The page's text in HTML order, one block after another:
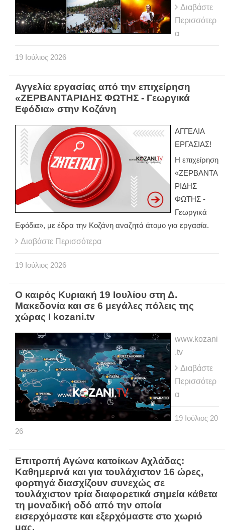
Διαβάστε
Περισσότερ
α
19 Ιούλιος 2026
Αγγελία εργασίας από την επιχείρηση
«ΖΕΡΒΑΝΤΑΡΙΔΗΣ ΦΩΤΗΣ - Γεωργικά
Εφόδια» στην Κοζάνη
ΑΓΓΕΛΙΑ
ΕΡΓΑΣΙΑΣ!
Η επιχείρηση
«ΖΕΡΒΑΝΤΑ
ΡΙΔΗΣ
ΦΩΤΗΣ -
Γεωργικά
Εφόδια», με έδρα την Κοζάνη αναζητά άτομο για εργασία.
Διαβάστε Περισσότερα
19 Ιούλιος 2026
Ο καιρός Κυριακή 19 Ιουλίου στη Δ.
Μακεδονία και σε 6 μεγάλες πόλεις της
χώρας Ι kozani.tv
www.kozani
.tv
Διαβάστε
Περισσότερ
α
19 Ιούλιος 20
26
Eπιτροπή Αγώνα κατοίκων Αχλάδας:
Καθημερινά και για τουλάχιστον 16 ώρες,
φορτηγά διασχίζουν συνεχώς σε
τουλάχιστον τρία διαφορετικά σημεία κάθετα
τη μοναδική οδό από την οποία
εισερχόμαστε και εξερχόμαστε στο χωριό
μας.